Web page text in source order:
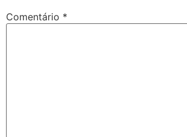
Comentário *